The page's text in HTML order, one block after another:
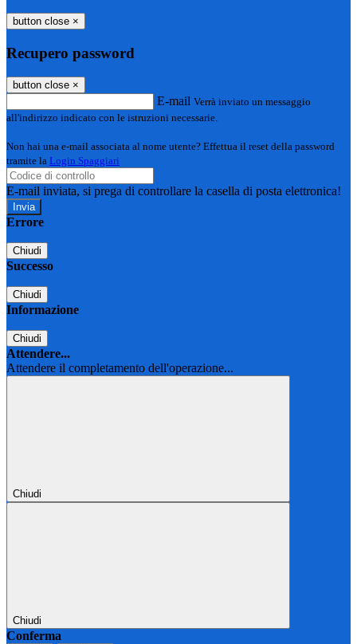
button close ×
Recupero password
button close ×
E-mail Verrà inviato un messaggio
all'indirizzo indicato con le istruzioni necessarie.
Non hai una e-mail associata al nome utente? Effettua il reset della password
tramite la Login Spaggiari
E-mail inviata, si prega di controllare la casella di posta elettronica!
Errore
Chiudi
Successo
Chiudi
Informazione
Chiudi
Attendere...
Attendere il completamento dell'operazione...
Chiudi
Chiudi
Conferma